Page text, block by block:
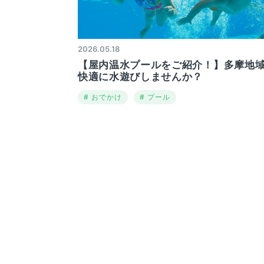
2026.05.18
【屋内温水プールをご紹介！】多摩地
快適に水遊びしませんか？
おでかけ プール